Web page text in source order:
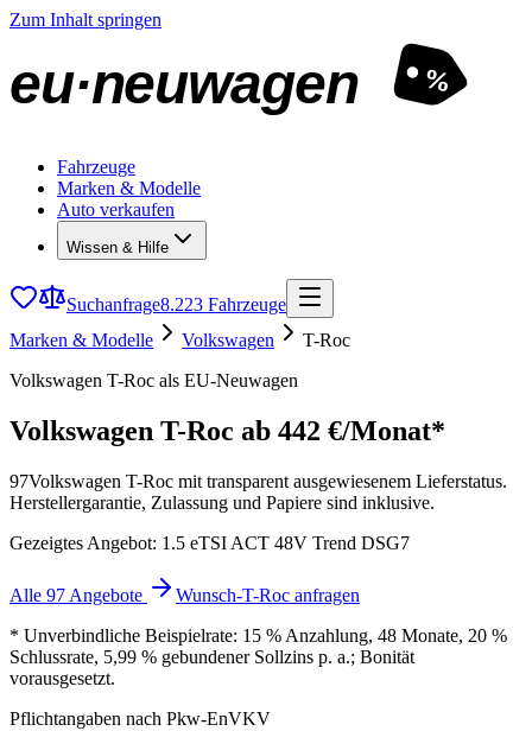
Zum Inhalt springen
eu·neuwagen %
Fahrzeuge
Marken & Modelle
Auto verkaufen
Wissen & Hilfe
Suchanfrage8.223 Fahrzeuge
Marken & Modelle
Volkswagen
T-Roc
Volkswagen T-Roc als EU-Neuwagen
Volkswagen T-Roc ab 442 €/Monat*
97Volkswagen T-Roc mit transparent ausgewiesenem Lieferstatus.
Herstellergarantie, Zulassung und Papiere sind inklusive.
Gezeigtes Angebot: 1.5 eTSI ACT 48V Trend DSG7
Alle 97 Angebote
Wunsch-T-Roc anfragen
* Unverbindliche Beispielrate: 15 % Anzahlung, 48 Monate, 20 %
Schlussrate, 5,99 % gebundener Sollzins p. a.; Bonität
vorausgesetzt.
Pflichtangaben nach Pkw-EnVKV